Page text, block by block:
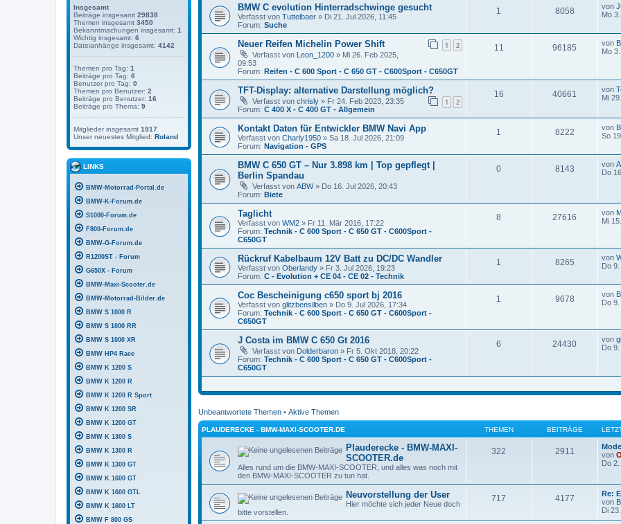
BMW C evolution Hinterradschwinge gesucht
Verfasst von Tuttelbaer » Di 21. Jul 2026, 11:45
Forum: Suche
1 8058 von
Mo
Neuer Reifen Michelin Power Shift 1 2
Verfasst von Leon_1200 » Mi 26. Feb 2025,
09:53
Forum: Reifen - C 600 Sport - C 650 GT - C600Sport - C650GT
11 96185 von
Mo
TFT-Display: alternative Darstellung möglich?
1 2
Verfasst von chrisly » Fr 24. Feb 2023, 23:35
Forum: C 400 X - C 400 GT - Allgemein
16 40661 von
Mi
Kontakt Daten für Entwickler BMW Navi App
Verfasst von Charly1950 » Sa 18. Jul 2026, 21:09
Forum: Navigation - GPS
1 8222 von
So
BMW C 650 GT – Nur 3.898 km | Top gepflegt |
Berlin Spandau
Verfasst von ABW» Do 16. Jul 2026, 20:43
Forum: Biete
0 8143 von
Do
Taglicht
Verfasst von WM2 » Fr 11. Mär 2016, 17:22
Forum: Technik - C 600 Sport - C 650 GT - C600Sport -
C650GT
8 27616 von
Mi
Rückruf Kabelbaum 12V Batt zu DC/DC Wandler
Verfasst von Oberlandy » Fr 3. Jul 2026, 19:23
Forum: C - Evolution + CE 04 - CE 02 - Technik
1 8265 von
Do
Coc Bescheinigung c650 sport bj 2016
Verfasst von glitzbensilben » Do 9. Jul 2026, 17:34
Forum: Technik - C 600 Sport - C 650 GT - C600Sport -
C650GT
1 9678 von
Do
J Costa im BMW C 650 Gt 2016
Verfasst von Dolderbaron » Fr 5. Okt 2018, 20:22
Forum: Technik - C 600 Sport - C 650 GT - C600Sport -
C650GT
6 24430 von
Do
Unbeantwortete Themen • Aktive Themen
PLAUDERECKE - BMW-MAXI-SCOOTER.DE THEMEN BEITRÄGE
Plauderecke - BMW-MAXI-
SCOOTER.de
Alles rund um die BMW-MAXI-SCOOTER, und alles was noch mit
den BMW-MAXI-SCOOTER zu tun hat.
322 2911
von
Do
Neuvorstellung der User
Hier möchte sich jeder Neue doch
bitte vorstellen.
717 4177
Re:
von
Di
Insgesamt
Beiträge insgesamt 29838
Themen insgesamt 3450
Bekanntmachungen insgesamt: 1
Wichtig insgesamt: 6
Dateianhänge insgesamt: 4142
Themen pro Tag: 1
Beiträge pro Tag: 6
Benutzer pro Tag: 0
Themen pro Benutzer: 2
Beiträge pro Benutzer: 16
Beiträge pro Thema: 9
Mitglieder insgesamt 1917
Unser neuestes Mitglied: Roland
LINKS
BMW-Motorrad-Portal.de
BMW-K-Forum.de
S1000-Forum.de
F800-Forum.de
BMW-G-Forum.de
R1200ST - Forum
G650X - Forum
BMW-Maxi-Scooter.de
BMW-Motorrad-Bilder.de
BMW S 1000 R
BMW S 1000 RR
BMW S 1000 XR
BMW HP4 Race
BMW K 1200 S
BMW K 1200 R
BMW K 1200 R Sport
BMW K 1200 SR
BMW K 1200 GT
BMW K 1300 S
BMW K 1300 R
BMW K 1300 GT
BMW K 1600 GT
BMW K 1600 GTL
BMW K 1600 LT
BMW F 800 GS